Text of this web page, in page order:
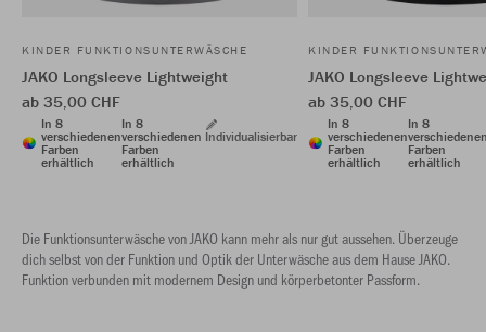
KINDER FUNKTIONSUNTERWÄSCHE
JAKO Longsleeve Lightweight
ab 35,00 CHF
In 8
verschiedenen
Farben
erhältlich
In 8
verschiedenen
Farben
erhältlich
Individualisierbar
KINDER
JAKO Longsleeve
ab 35,00 CHF
In 8
verschiedenen
Farben
erhältlich
In 8
Farben
erhältlich
Die Funktionsunterwäsche von JAKO kann mehr als nur gut aussehen. Überzeuge
dich selbst von der Funktion und Optik der Unterwäsche aus dem Hause JAKO.
Funktion verbunden mit modernem Design und körperbetonter Passform.